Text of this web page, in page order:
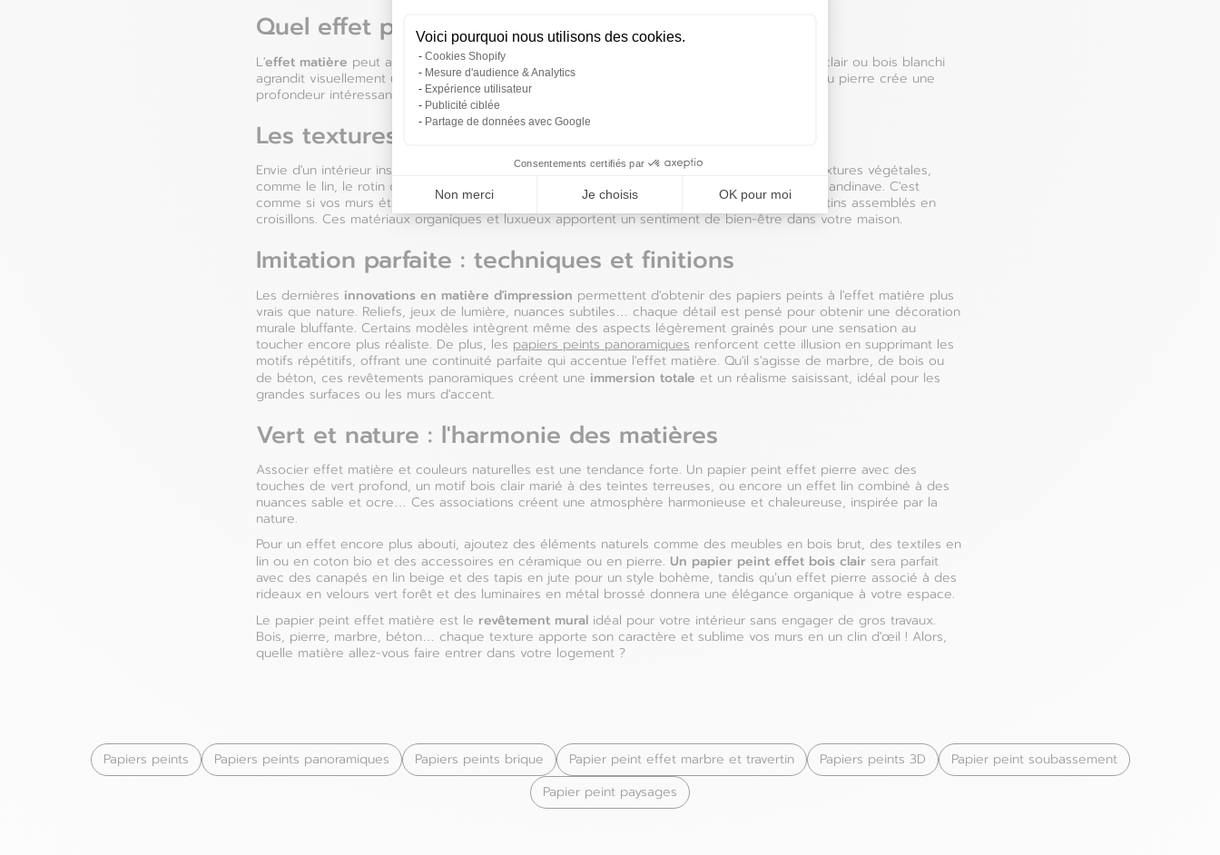
Voici pourquoi nous utilisons des cookies.
Cookies Shopify
Mesure d'audience & Analytics
Expérience utilisateur
Publicité ciblée
Partage de données avec Google
Consentements certifiés par
Non merci Je choisis OK pour moi
Quel effet pour agrandir une pièce ?
L'effet matière peut aussi jouer sur la perception des volumes. Un papier peint effet béton clair ou bois blanchi
agrandit visuellement une petite pièce, tandis qu'un mur d'accent avec une texture marbre ou pierre crée une
profondeur intéressante sans surcharger l'espace.
Les textures végétales et organiques
Envie d'un intérieur inspiré de la nature, pour un effet cocooning ? Les papiers peints aux textures végétales,
comme le lin, le rotin ou le bambou, s'intègrent parfaitement dans un intérieur bohème ou scandinave. C'est
comme si vos murs étaient recouverts de tissus épais, de fibres de laines tressées ou de rotins assemblés en
croisillons. Ces matériaux organiques et luxueux apportent un sentiment de bien-être dans votre maison.
Imitation parfaite : techniques et finitions
Les dernières innovations en matière d'impression permettent d'obtenir des papiers peints à l'effet matière plus
vrais que nature. Reliefs, jeux de lumière, nuances subtiles… chaque détail est pensé pour obtenir une décoration
murale bluffante. Certains modèles intègrent même des aspects légèrement grainés pour une sensation au
toucher encore plus réaliste. De plus, les papiers peints panoramiques renforcent cette illusion en supprimant les
motifs répétitifs, offrant une continuité parfaite qui accentue l'effet matière. Qu'il s'agisse de marbre, de bois ou
de béton, ces revêtements panoramiques créent une immersion totale et un réalisme saisissant, idéal pour les
grandes surfaces ou les murs d'accent.
Vert et nature : l'harmonie des matières
Associer effet matière et couleurs naturelles est une tendance forte. Un papier peint effet pierre avec des
touches de vert profond, un motif bois clair marié à des teintes terreuses, ou encore un effet lin combiné à des
nuances sable et ocre… Ces associations créent une atmosphère harmonieuse et chaleureuse, inspirée par la
nature.
Pour un effet encore plus abouti, ajoutez des éléments naturels comme des meubles en bois brut, des textiles en
lin ou en coton bio et des accessoires en céramique ou en pierre. Un papier peint effet bois clair sera parfait
avec des canapés en lin beige et des tapis en jute pour un style bohème, tandis qu’un effet pierre associé à des
rideaux en velours vert forêt et des luminaires en métal brossé donnera une élégance organique à votre espace.
Le papier peint effet matière est le revêtement mural idéal pour votre intérieur sans engager de gros travaux.
Bois, pierre, marbre, béton… chaque texture apporte son caractère et sublime vos murs en un clin d'œil ! Alors,
quelle matière allez-vous faire entrer dans votre logement ?
Papiers peints Papiers peints panoramiques Papiers peints brique Papier peint effet marbre et travertin Papiers peints 3D Papier peint soubassement
Papier peint paysages
e-mail
Belgique
Bulgarie
Finlande
France
Luxembourg
Portugal